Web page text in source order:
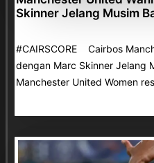
Skinner Jelang Musim
#CAIRSCORE Cairbos
dengan Marc Skinner Jelang
Manchester United Women